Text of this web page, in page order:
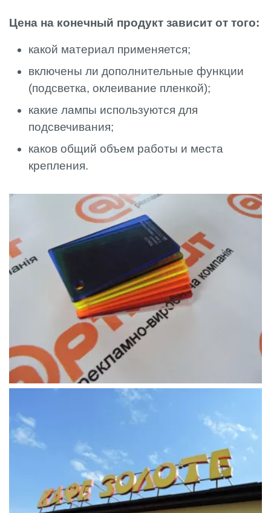
Цена на конечный продукт зависит от того:
какой материал применяется;
включены ли дополнительные функции
(подсветка, оклеивание пленкой);
какие лампы используются для
подсвечивания;
каков общий объем работы и места
крепления.